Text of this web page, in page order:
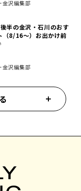
金沢編集部
半の金沢・石川のおす
（8/16〜）お出かけ前
金沢編集部